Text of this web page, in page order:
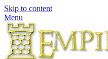
Skip to content
Menu